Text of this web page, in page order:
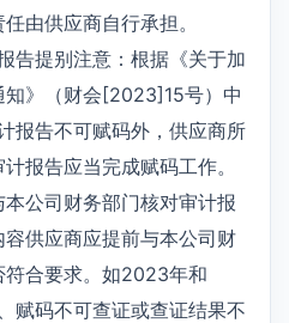
由供应商自行承担。
告提别注意：根据《关于加
》（财会[2023]15号）中
报告不可赋码外，供应商所
报告应当完成赋码工作。
公司财务部门核对审计报
供应商应提前与本公司财
合要求。如2023年和
赋码不可查证或查证结果不